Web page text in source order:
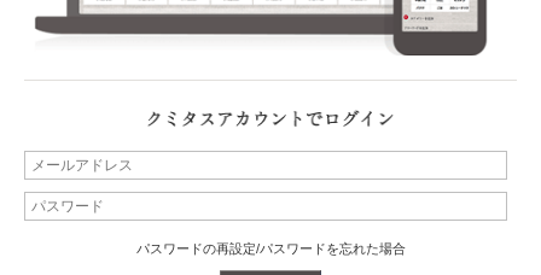
パスワードの再設定/パスワードを忘れた場合